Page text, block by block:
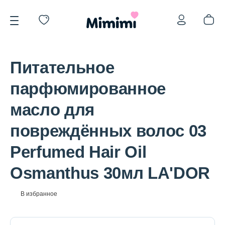
*OVERSTOCK -30%
Уход за лицом
Волосы
Питательное
парфюмированное
масло для
повреждённых волос 03
Perfumed Hair Oil
Osmanthus 30мл LA'DOR
В избранное